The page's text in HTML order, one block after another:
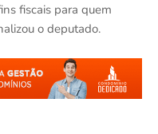
fiscais para quem
o deputado.